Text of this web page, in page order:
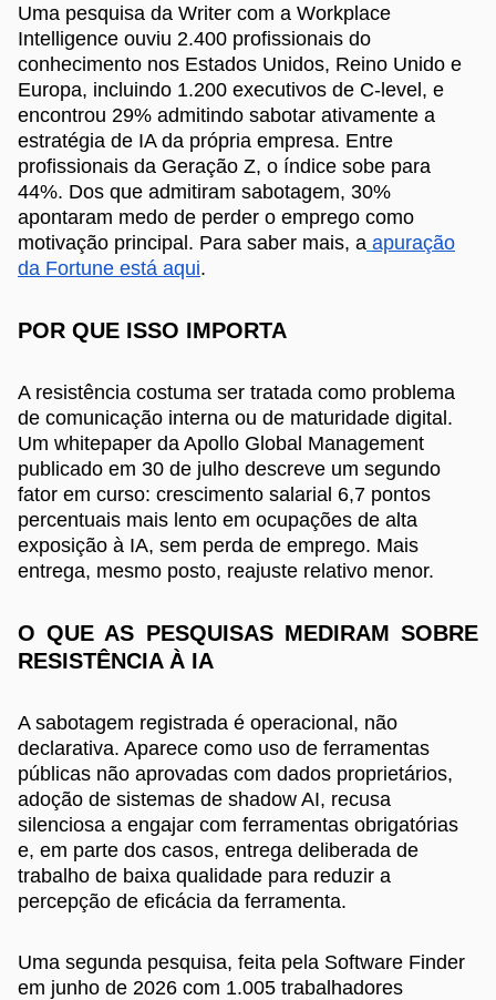
Uma pesquisa da Writer com a Workplace
Intelligence ouviu 2.400 profissionais do
conhecimento nos Estados Unidos, Reino Unido e
Europa, incluindo 1.200 executivos de C-level, e
encontrou 29% admitindo sabotar ativamente a
estratégia de IA da própria empresa. Entre
profissionais da Geração Z, o índice sobe para
44%. Dos que admitiram sabotagem, 30%
apontaram medo de perder o emprego como
motivação principal. Para saber mais, a apuração
da Fortune está aqui.
POR QUE ISSO IMPORTA
A resistência costuma ser tratada como problema
de comunicação interna ou de maturidade digital.
Um whitepaper da Apollo Global Management
publicado em 30 de julho descreve um segundo
fator em curso: crescimento salarial 6,7 pontos
percentuais mais lento em ocupações de alta
exposição à IA, sem perda de emprego. Mais
entrega, mesmo posto, reajuste relativo menor.
O QUE AS PESQUISAS MEDIRAM SOBRE
RESISTÊNCIA À IA
A sabotagem registrada é operacional, não
declarativa. Aparece como uso de ferramentas
públicas não aprovadas com dados proprietários,
adoção de sistemas de shadow AI, recusa
silenciosa a engajar com ferramentas obrigatórias
e, em parte dos casos, entrega deliberada de
trabalho de baixa qualidade para reduzir a
percepção de eficácia da ferramenta.
Uma segunda pesquisa, feita pela Software Finder
em junho de 2026 com 1.005 trabalhadores